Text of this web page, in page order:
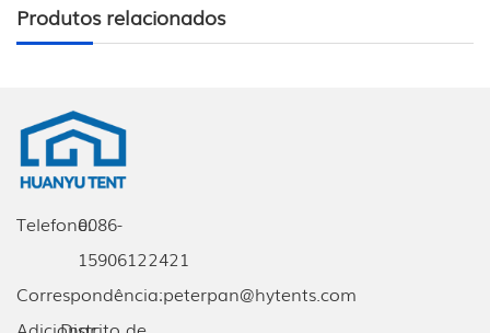
Produtos relacionados
Telefone:0086-
15906122421
Correspondência:peterpan@hytents.com